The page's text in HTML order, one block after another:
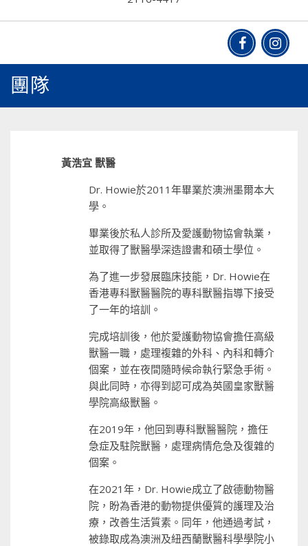
團隊
黃浩宜 獸醫
Dr. Howie於2011年畢業於澳洲墨爾本大
學。
畢業後於私人診所及愛護動物協會執業，
並取得了獸醫學深造證書和碩士學位。
為了進一步發展臨床技能，Dr. Howie在
香港專科獸醫醫院的專科獸醫指導下接受
了一年的培訓。
完成培訓後，他於愛護動物協會擔任高級
獸醫一職，處理複雜的外科、內科和轉介
個案，並在夜間隨時候命執行緊急手術。
與此同時，亦得到認可成為英國皇家獸醫
學院高級獸醫。
在2019年，他回到專科獸醫醫院，擔任
急症及駐院獸醫，處理病情危急及復雜的
個案。
在2021年，Dr. Howie成立了啟德動物醫
院，盼為香港的動物提供優質的護理及治
療，改善生活質素。同年，他通過考試，
被錄取成為澳洲及紐西蘭獸醫科學學院小